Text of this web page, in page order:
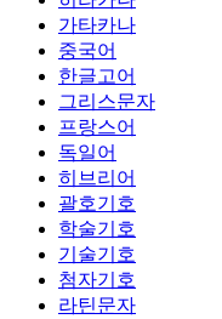
가타카나
중국어
한글고어
그리스문자
프랑스어
독일어
히브리어
괄호기호
학술기호
기술기호
첨자기호
라틴문자